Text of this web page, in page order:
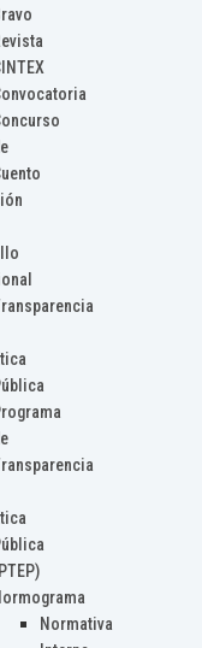
Normativa